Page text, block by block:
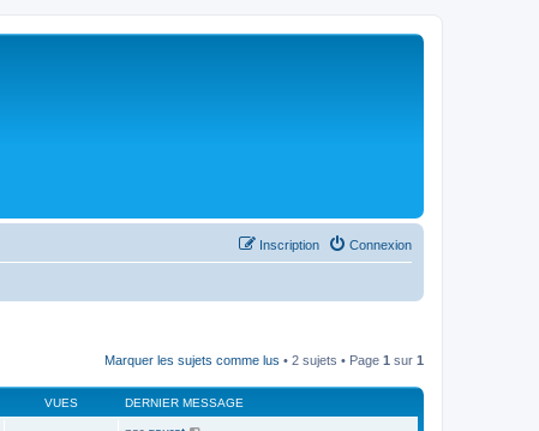
Connexion
Inscription
Marquer les sujets comme lus • 2 sujets • Page 1 sur 1
VUES DERNIER MESSAGE